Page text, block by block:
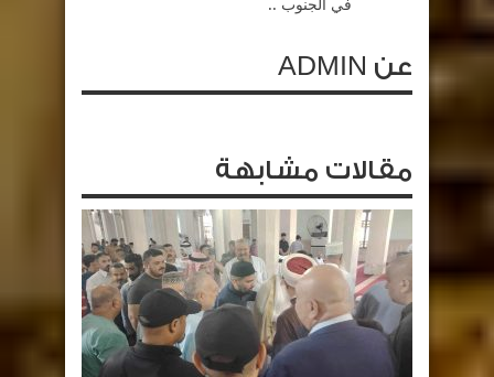
في الجنوب ..
عن ADMIN
مقالات مشابهة